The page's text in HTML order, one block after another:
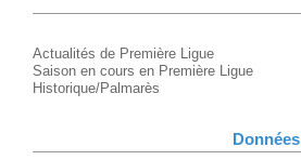
Actualités de Première Ligue
Saison en cours en Première Ligue
Historique/Palmarès